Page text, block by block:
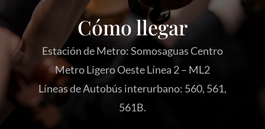
Cómo llegar
Estación de Metro: Somosaguas Centro
Metro Ligero Oeste Línea 2 – ML2
Líneas de Autobús interurbano: 560, 561,
561B.